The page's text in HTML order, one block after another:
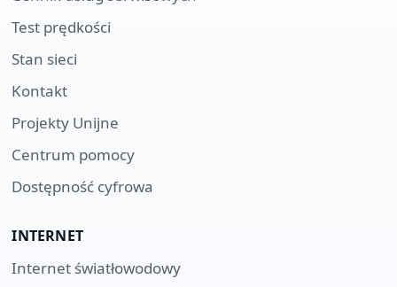
Test prędkości
Stan sieci
Kontakt
Projekty Unijne
Centrum pomocy
Dostępność cyfrowa
INTERNET
Internet światłowodowy